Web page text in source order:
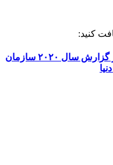
کنید:
یک کشور ۲۷۲ میلیون نفری؛ گزیده‌ای از گزارش سال ۲۰۲۰ سازمان